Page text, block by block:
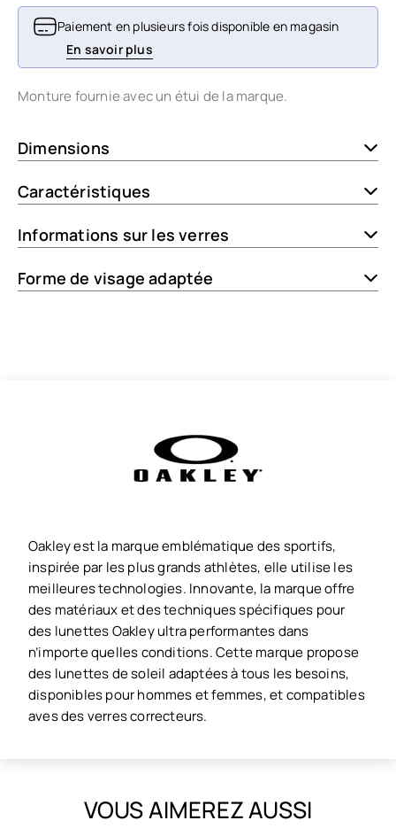
Paiement en plusieurs fois disponible en magasin
En savoir plus
Monture fournie avec un étui de la marque.
Dimensions
Caractéristiques
Informations sur les verres
Forme de visage adaptée
Oakley est la marque emblématique des sportifs,
inspirée par les plus grands athlètes, elle utilise les
meilleures technologies. Innovante, la marque offre
des matériaux et des techniques spécifiques pour
des lunettes Oakley ultra performantes dans
n’importe quelles conditions. Cette marque propose
des lunettes de soleil adaptées à tous les besoins,
disponibles pour hommes et femmes, et compatibles
aves des verres correcteurs.
VOUS AIMEREZ AUSSI